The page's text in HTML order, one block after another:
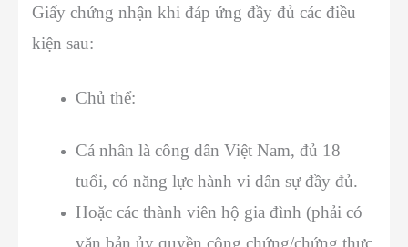
Giấy chứng nhận khi đáp ứng đầy đủ các điều
kiện sau:
Chủ thể:
Cá nhân là công dân Việt Nam, đủ 18
tuổi, có năng lực hành vi dân sự đầy đủ.
Hoặc các thành viên hộ gia đình (phải có
văn bản ủy quyền công chứng/chứng thực